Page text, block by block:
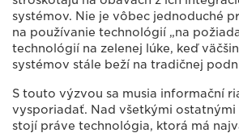
systémov. Nie je vôbec jednoduché
na používanie technológií „na
technológií na zelenej lúke, keď
systémov stále beží na tradičnej
S touto výzvou sa musia informační
vysporiadať. Nad všetkými ostatnými
stojí práve technológia, ktorá má